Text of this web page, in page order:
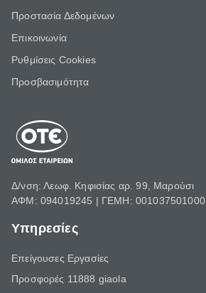
Προστασία Δεδομένων
Επικοινωνία
Ρυθμίσεις Cookies
Προσβασιμότητα
Δ/νση: Λεωφ. Κηφισίας αρ. 99, Μαρούσι
ΑΦΜ: 094019245 | ΓΕΜΗ: 001037501000
Υπηρεσίες
Επείγουσες Εργασίες
Προσφορές 11888 giaola